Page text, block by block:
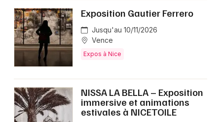
Exposition Gautier Ferrero
Jusqu'au 10/11/2026
Vence
Expos à Nice
NISSA LA BELLA – Exposition
immersive et animations
estivales à NICETOILE